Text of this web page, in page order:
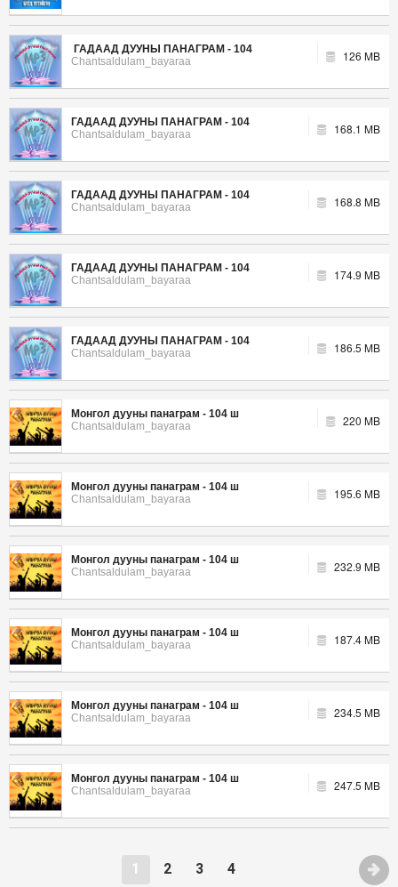
ГАДААД ДУУНЫ ПАНАГРАМ - 104
Chantsaldulam_bayaraa
126 MB
ГАДААД ДУУНЫ ПАНАГРАМ - 104
Chantsaldulam_bayaraa
168.1 MB
ГАДААД ДУУНЫ ПАНАГРАМ - 104
Chantsaldulam_bayaraa
168.8 MB
ГАДААД ДУУНЫ ПАНАГРАМ - 104
Chantsaldulam_bayaraa
174.9 MB
ГАДААД ДУУНЫ ПАНАГРАМ - 104
Chantsaldulam_bayaraa
186.5 MB
Монгол дууны панаграм - 104 ш
Chantsaldulam_bayaraa
220 MB
Монгол дууны панаграм - 104 ш
Chantsaldulam_bayaraa
195.6 MB
Монгол дууны панаграм - 104 ш
Chantsaldulam_bayaraa
232.9 MB
Монгол дууны панаграм - 104 ш
Chantsaldulam_bayaraa
187.4 MB
Монгол дууны панаграм - 104 ш
Chantsaldulam_bayaraa
234.5 MB
Монгол дууны панаграм - 104 ш
Chantsaldulam_bayaraa
247.5 MB
1 2 3 4